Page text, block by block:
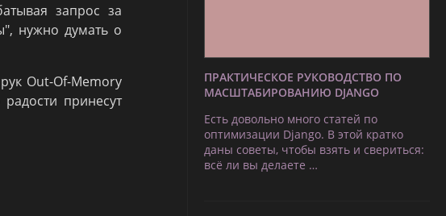
запрос за
нужно думать о
Out-Of-Memory
принесут
ПРАКТИЧЕСКОЕ РУКОВОДСТВО ПО
МАСШТАБИРОВАНИЮ DJANGO
Есть довольно много статей по
оптимизации Django. В этой кратко
даны советы, чтобы взять и свериться:
всё ли вы делаете …